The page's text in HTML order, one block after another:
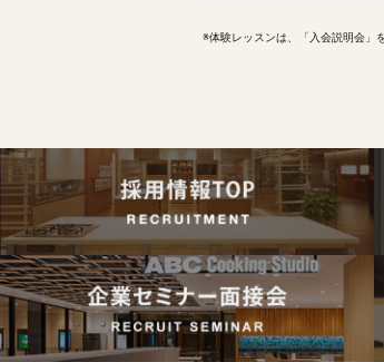
※体験レッスンは、「入会説明会」